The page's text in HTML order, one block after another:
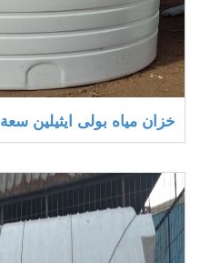
خزان مياه بولى ايثيلين سعة 10000لتر أسطوانى رأسى